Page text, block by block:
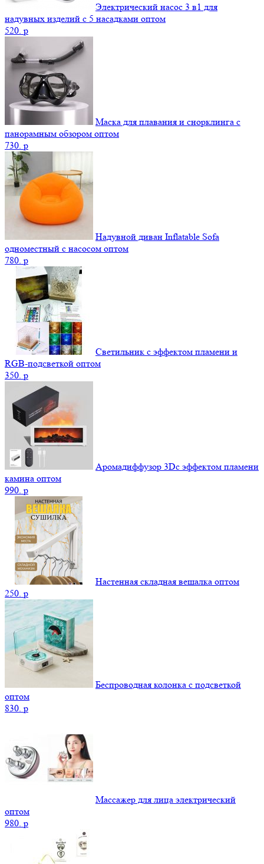
Электрический насос 3 в1 для
надувных изделий с 5 насадками оптом
520. p
Маска для плавания и снорклинга с
панорамным обзором оптом
730. p
Надувной диван Inflatable Sofa
одноместный с насосом оптом
780. p
Светильник с эффектом пламени и
RGB-подсветкой оптом
350. p
Аромадиффузор 3Dс эффектом пламени
камина оптом
990. p
Настенная складная вешалка оптом
250. p
Беспроводная колонка с подсветкой
оптом
830. p
Массажер для лица электрический
оптом
980. p